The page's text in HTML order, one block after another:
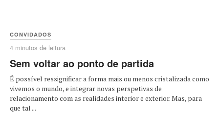
CONVIDADOS
4 minutos de leitura
Sem voltar ao ponto de partida
É possível ressignificar a forma mais ou menos cristalizada como
vivemos o mundo, e integrar novas perspetivas de
relacionamento com as realidades interior e exterior. Mas, para
que tal ...